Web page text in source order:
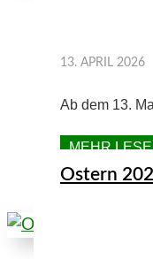
13. APRIL 2026
Ab dem 13.
MEHR
Ostern